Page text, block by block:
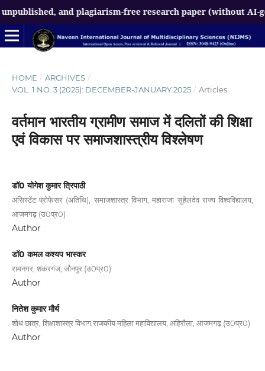
and plagiarism-free research paper (without AI-
HOME / ARCHIVES /
VOL. 1 NO. 3 (2025): DECEMBER-JANUARY 2025 / Articles
वर्तमान भारतीय ग्रामीण समाज में दलितों की शिक्षा
एवं विकास पर समाजशास्त्रीय विश्लेषण
डॉ0 योगेश कुमार त्रिपाठी
असिस्टेंट प्रोफेसर (अतिथि), समाजशास्त्र विभाग, महाराजा सुहेलदेव राज्य विश्वविद्यालय,
आजमगढ़ (उ0प्र0)
Author
डॉ0 कमल कश्यप भास्कर
रामनगर, शंकरगंज, जौनपुर (उ0प्र0)
Author
नितेश कुमार मौर्य
शोध छात्र, शिक्षाशास्त्र विभाग,राजकीय महिला महाविद्यालय, अहिरौला, आजमगढ़ (उ0प्र0)
Author